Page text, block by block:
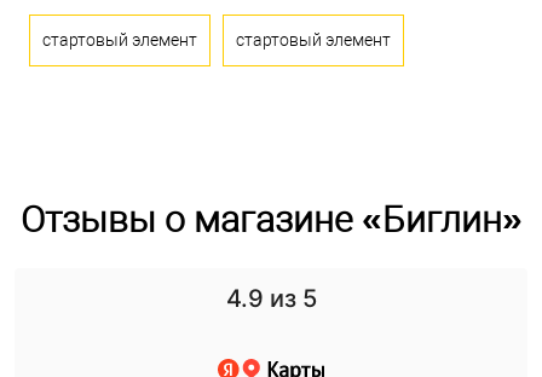
стартовый элемент стартовый элемент
Отзывы о магазине «Биглин»
4.9 из 5